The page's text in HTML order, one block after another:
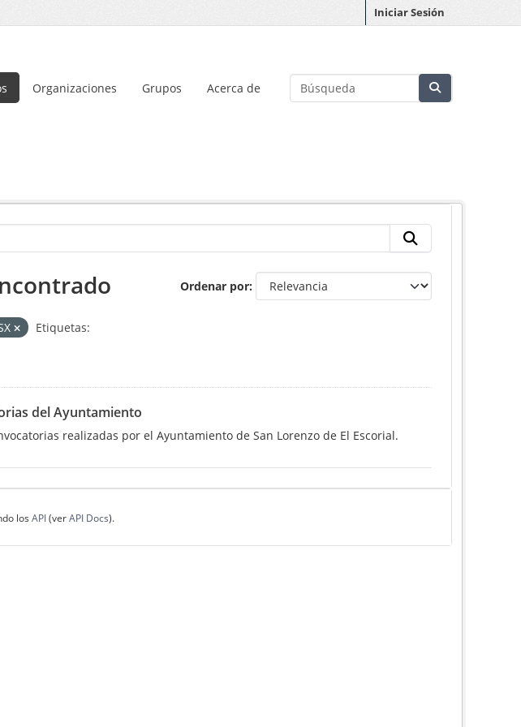
Iniciar Sesión
Organizaciones Grupos Acerca de
Ordenar por
Etiquetas:
del Ayuntamiento
realizadas por el Ayuntamiento de San Lorenzo de El Escorial.
los API(verAPI Docs).